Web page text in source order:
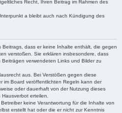
Recht, Ihren Beitrag im Rahmen des
a bleibt auch nach Kündigung des
Beitrags, dass er keine Inhalte enthält, die gegen
verstoßen. Sie erklären insbesondere, dass
verwendeten Links und Bilder zu
aus. Bei Verstößen gegen diese
im Board veröffentlichten Regeln kann der
oder dauerhaft von der Nutzung dieses
erteilen.
keine Verantwortung für die Inhalte von
erstellt hat oder die er nicht zur Kenntnis